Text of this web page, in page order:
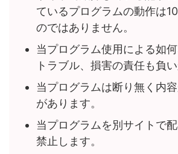
ているプログラムの動作は
のではありません。
当プログラム使用による如
トラブル、損害の責任も負い
当プログラムは断り無く内
があります。
当プログラムを別サイトで
禁止します。